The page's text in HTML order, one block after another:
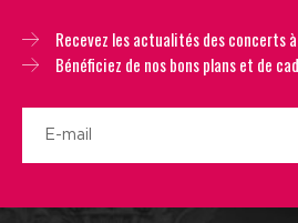
Recevez les actualités des concerts
Bénéficiez de nos bons plans et de